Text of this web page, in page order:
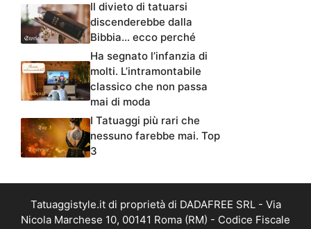
Il divieto di tatuarsi
discenderebbe dalla
Bibbia… ecco perché
Ha segnato l’infanzia di
molti. L’intramontabile
classico che non passa
mai di moda
I Tatuaggi più rari che
nessuno farebbe mai. Top
3
Tatuaggistyle.it di proprietà di DADAFREE SRL - Via
Nicola Marchese 10, 00141 Roma (RM) - Codice Fiscale